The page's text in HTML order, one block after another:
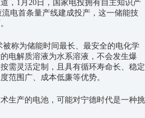
，1月20日，国家电投拥有自主知识产
流电首条量产线建成投产，这一储能技
称为储能时间最长、最安全的电化学
电解质溶液为水系溶液，不会发生爆
需灵活定制，且具有循环寿命长、稳定
范围广、成本低廉等优势。
生产的电池，可能对宁德时代是一种挑